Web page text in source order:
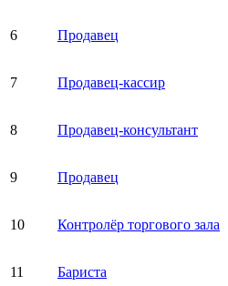
6 Продавец
7 Продавец-кассир
8 Продавец-консультант
9 Продавец
10 Контролёр торгового зала
11 Бариста